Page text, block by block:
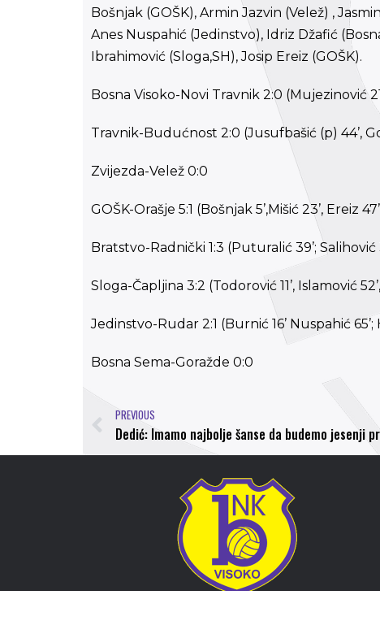
Bošnjak (GOŠK), Armin Jazvin (Velež) ,
Anes Nuspahić (Jedinstvo), Idriz Džafić
Ibrahimović (Sloga,SH), Josip Ereiz (GOŠK).
Bosna Visoko-Novi Travnik 2:0 (Mujezinović
Travnik-Budućnost 2:0 (Jusufbašić (p) 44’,
Zvijezda-Velež 0:0
GOŠK-Orašje 5:1 (Bošnjak 5’,Mišić 23’, Ereiz
Bratstvo-Radnički 1:3 (Puturalić 39’; Salihović
Sloga-Čapljina 3:2 (Todorović 11’, Islamović
Jedinstvo-Rudar 2:1 (Burnić 16’ Nuspahić 65’;
Bosna Sema-Goražde 0:0
PREVIOUS